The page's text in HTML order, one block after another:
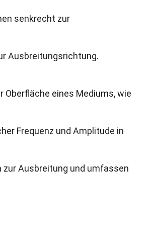
senkrecht zur
Ausbreitungsrichtung.
Oberfläche eines Mediums, wie
Frequenz und Amplitude in
zur Ausbreitung und umfassen